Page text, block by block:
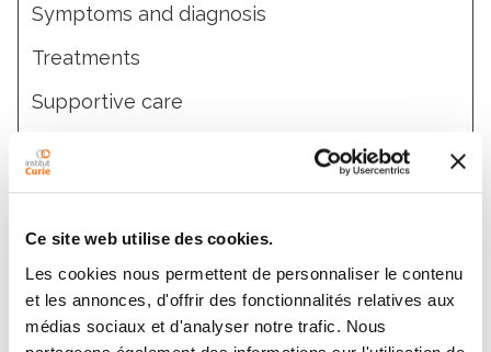
Ce site web utilise des cookies.
Les cookies nous permettent de personnaliser le contenu
et les annonces, d'offrir des fonctionnalités relatives aux
médias sociaux et d'analyser notre trafic. Nous
Symptoms and diagnosis
Treatments
Supportive care
Research
Medical Team